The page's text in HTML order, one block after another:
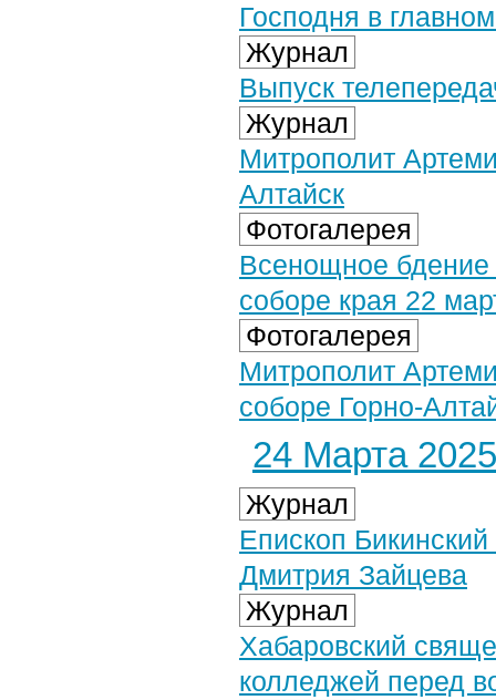
Господня в
Журнал
Выпуск
Журнал
Митрополит
Алтайск
Фотогалерея
Всенощное бдение
соборе края 22
Фотогалерея
Митрополит
соборе Горно-
24 Марта 2025
Журнал
Епископ
Дмитрия Зайцева
Журнал
Хабаровский
колледжей перед